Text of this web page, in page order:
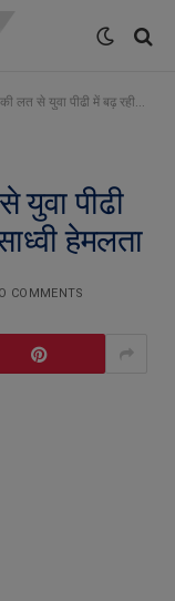
में बढ़ रही संस्कार हीतना : साध्वी हेमलता
युवा पीढी
हेमलता
COMMENTS